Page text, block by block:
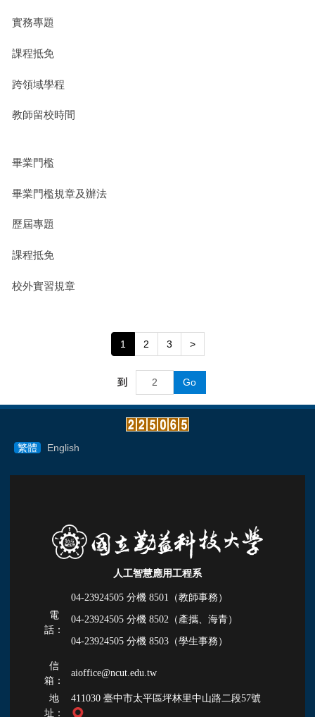
實務專題
課程抵免
跨領域學程
教師留校時間
畢業門檻
畢業門檻規章及辦法
歷屆專題
課程抵免
校外實習規章
1 2 3 >
到 Go
繁體 English
人工智慧應用工程系
電
話：
04-23924505 分機 8501（教師事務）
04-23924505 分機 8502（產攜、海青）
04-23924505 分機 8503（學生事務）
信
箱：
aioffice@ncut.edu.tw
地
址：
411030 臺中市太平區坪林里中山路二段57號